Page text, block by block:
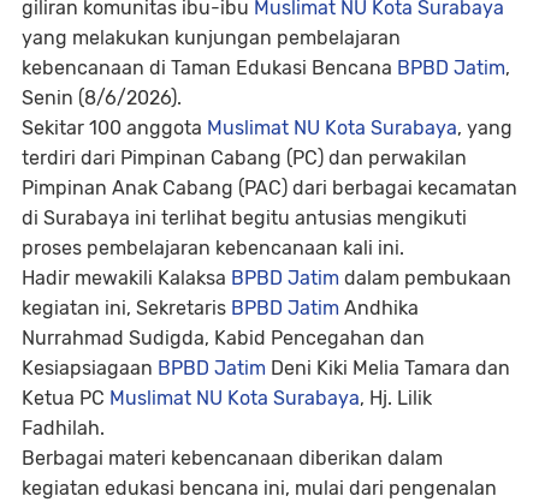
giliran komunitas ibu-ibu Muslimat NU Kota Surabaya
yang melakukan kunjungan pembelajaran
kebencanaan di Taman Edukasi Bencana BPBD Jatim,
Senin (8/6/2026).
Sekitar 100 anggota Muslimat NU Kota Surabaya, yang
terdiri dari Pimpinan Cabang (PC) dan perwakilan
Pimpinan Anak Cabang (PAC) dari berbagai kecamatan
di Surabaya ini terlihat begitu antusias mengikuti
proses pembelajaran kebencanaan kali ini.
Hadir mewakili Kalaksa BPBD Jatim dalam pembukaan
kegiatan ini, Sekretaris BPBD Jatim Andhika
Nurrahmad Sudigda, Kabid Pencegahan dan
Kesiapsiagaan BPBD Jatim Deni Kiki Melia Tamara dan
Ketua PC Muslimat NU Kota Surabaya, Hj. Lilik
Fadhilah.
Berbagai materi kebencanaan diberikan dalam
kegiatan edukasi bencana ini, mulai dari pengenalan